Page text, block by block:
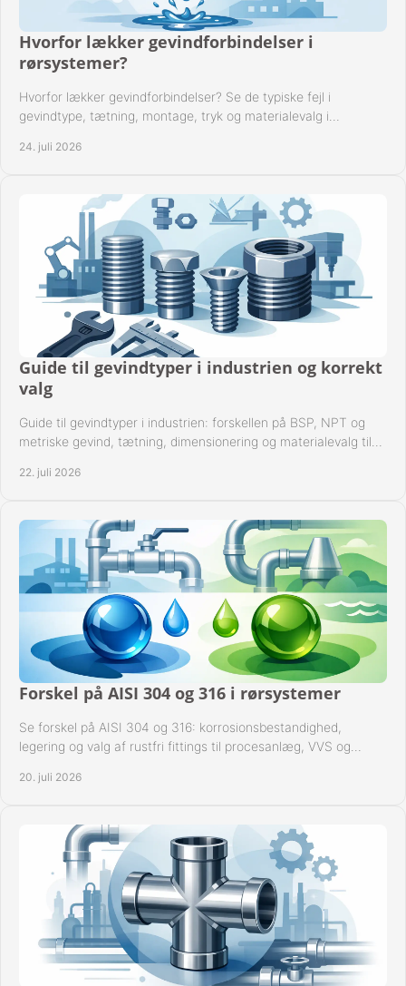
Hvorfor lækker gevindforbindelser i
rørsystemer?
Hvorfor lækker gevindforbindelser? Se de typiske fejl i
gevindtype, tætning, montage, tryk og materialevalg i
24. juli 2026
Guide til gevindtyper i industrien og korrekt
valg
Guide til gevindtyper i industrien: forskellen på BSP, NPT og
metriske gevind, tætning, dimensionering og materialevalg til
22. juli 2026
Forskel på AISI 304 og 316 i rørsystemer
Se forskel på AISI 304 og 316: korrosionsbestandighed,
legering og valg af rustfri fittings til procesanlæg, VVS og
20. juli 2026